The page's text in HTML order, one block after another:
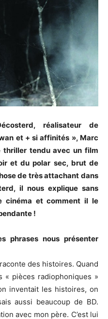
réalisateur de
et + si affinités », Marc
thriller tendu avec un film
et du polar sec, brut de
de très attachant dans
il nous explique sans
cinéma et comment il le
!
phrases nous présenter
des histoires. Quand
« pièces radiophoniques »
inventait les histoires, on
aussi beaucoup de BD.
avec mon père. C’est lui